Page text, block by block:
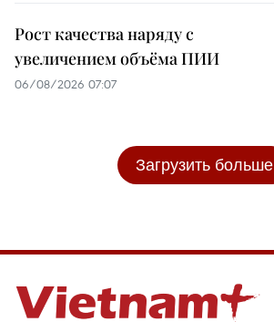
Рост качества наряду с
увеличением объёма ПИИ
06/08/2026 07:07
Загрузить больше